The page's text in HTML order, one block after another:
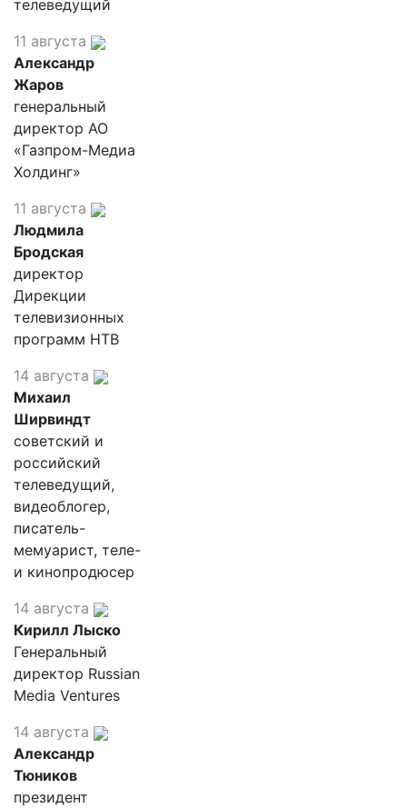
телеведущий
11 августа
Александр
Жаров
генеральный
директор АО
«Газпром-Медиа
Холдинг»
11 августа
Людмила
Бродская
директор
Дирекции
телевизионных
программ НТВ
14 августа
Михаил
Ширвиндт
советский и
российский
телеведущий,
видеоблогер,
писатель-
мемуарист, теле-
и кинопродюсер
14 августа
Кирилл Лыско
Генеральный
директор Russian
Media Ventures
14 августа
Александр
Тюников
президент